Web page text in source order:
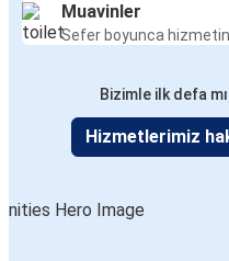
Malatya
Manisa
Malatya
Manisa
Muavinler
Sefer boyunca
Bizimle ilk defa
Hizmetlerimiz